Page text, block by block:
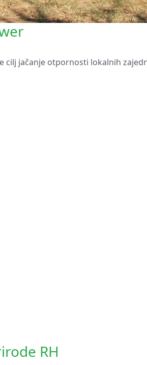
cilj jačanje otpornosti lokalnih
RH